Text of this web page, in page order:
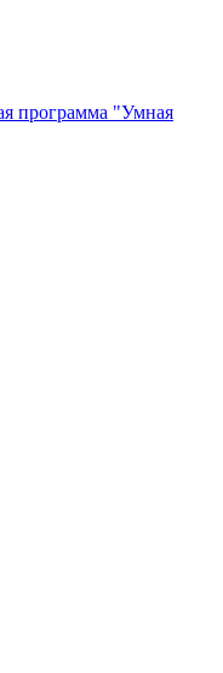
программа "Умная